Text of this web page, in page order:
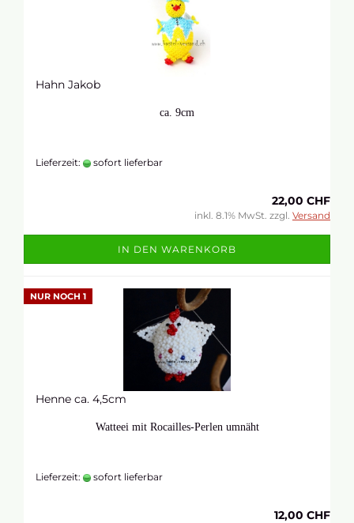
Hahn Jakob
ca. 9cm
Lieferzeit: sofort lieferbar
22,00 CHF
inkl. 8.1% MwSt. zzgl. Versand
IN DEN WARENKORB
NUR NOCH 1
Henne ca. 4,5cm
Watteei mit Rocailles-Perlenumnäht
Lieferzeit: sofort lieferbar
12,00 CHF